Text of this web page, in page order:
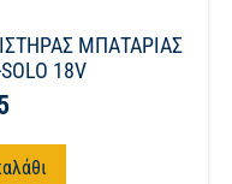
ΜΠΑΤΑΡΙΑΣ
18V